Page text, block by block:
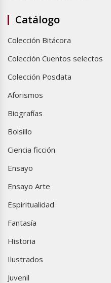
Catálogo
Colección Bitácora
Colección Cuentos selectos
Colección Posdata
Aforismos
Biografías
Bolsillo
Ciencia ficción
Ensayo
Ensayo Arte
Espiritualidad
Fantasía
Historia
Ilustrados
Juvenil